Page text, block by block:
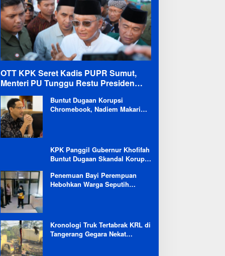
OTT KPK Seret Kadis PUPR Sumut,
Menteri PU Tunggu Restu Presiden
Terkait Kemungkinan Evaluasi Besar
Buntut Dugaan Korupsi
Chromebook, Nadiem Makarim
KPK Panggil Gubernur Khofifah
Buntut Dugaan Skandal Korupsi
Penemuan Bayi Perempuan
Hebohkan Warga Seputih
Kronologi Truk Tertabrak KRL di
Tangerang Gegara Nekat